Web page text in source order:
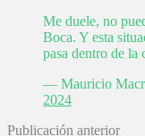
Me duele, no
Boca. Y esta
pasa dentro de la
— Mauricio
2024
Publicación anterior